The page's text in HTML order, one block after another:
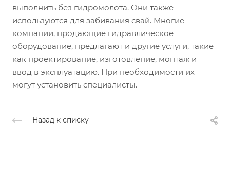
выполнить без гидромолота. Они также
используются для забивания свай. Многие
компании, продающие гидравлическое
оборудование, предлагают и другие услуги, такие
как проектирование, изготовление, монтаж и
ввод в эксплуатацию. При необходимости их
могут установить специалисты.
Назад к списку